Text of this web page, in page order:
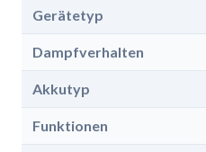
Gerätetyp
Dampfverhalten
Akkutyp
Funktionen